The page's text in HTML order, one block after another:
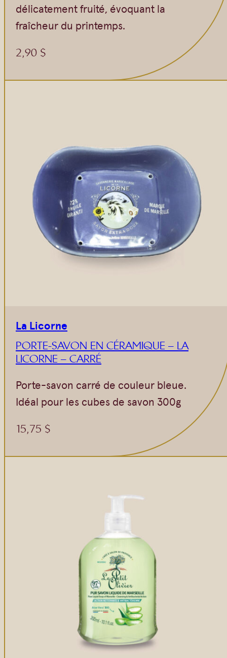
délicatement fruité, évoquant la
fraîcheur du printemps.
2,90 $
La Licorne
PORTE-SAVON EN CÉRAMIQUE – LA
LICORNE – CARRÉ
Porte-savon carré de couleur bleue.
Idéal pour les cubes de savon 300g
15,75 $